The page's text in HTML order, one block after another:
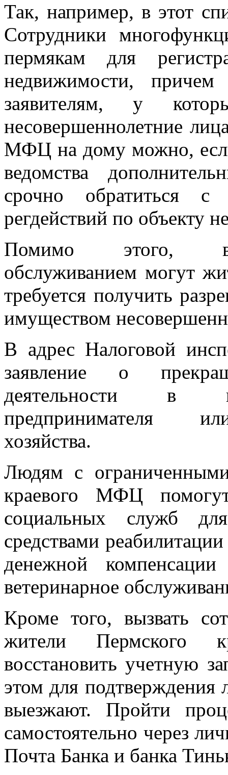
Так, например, в этот
Сотрудники
пермякам для
недвижимости, причем
заявителям, у
несовершеннолетние
МФЦ на дому можно,
ведомства
срочно обратиться с
регдействий по объекту
Помимо этого,
обслуживанием могут
требуется получить
имуществом
В адрес Налоговой
заявление о
деятельности в
предпринимателя
хозяйства.
Людям с
краевого МФЦ
социальных служб
средствами
денежной
ветеринарное
Кроме того, вызвать
жители Пермского
восстановить учетную
этом для подтверждения
выезжают. Пройти
самостоятельно через
Почта Банка и банка